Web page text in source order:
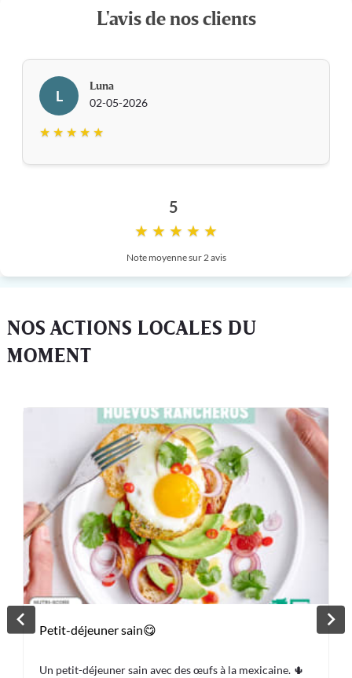
L'avis de nos clients
L
Luna
02-05-2026
★ ★ ★ ★ ★
5
★ ★ ★ ★ ★
Note moyenne sur 2 avis
NOS ACTIONS LOCALES DU
MOMENT
Petit-déjeuner sain😋
Un petit-déjeuner sain avec des œufs à la mexicaine. 🌵